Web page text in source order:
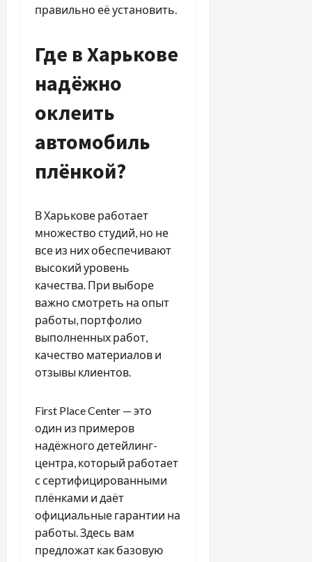
правильно её установить.
Где в Харькове
надёжно
оклеить
автомобиль
плёнкой?
В Харькове работает
множество студий, но не
все из них обеспечивают
высокий уровень
качества. При выборе
важно смотреть на опыт
работы, портфолио
выполненных работ,
качество материалов и
отзывы клиентов.
First Place Center — это
один из примеров
надёжного детейлинг-
центра, который работает
с сертифицированными
плёнками и даёт
официальные гарантии на
работы. Здесь вам
предложат как базовую